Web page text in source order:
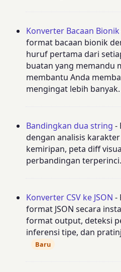
Konverter Bacaan Bionik
format bacaan bionik
huruf pertama dari
buatan yang memandu
membantu Anda
mengingat lebih banyak.
Bandingkan dua string -
dengan analisis
kemiripan, peta diff
perbandingan terperinci.
Konverter CSV ke JSON -
format JSON secara
format output, deteksi
inferensi tipe, dan
Baru